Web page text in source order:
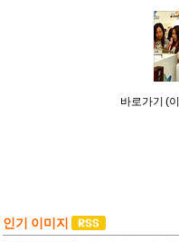
바로가기 (
인기 이미지